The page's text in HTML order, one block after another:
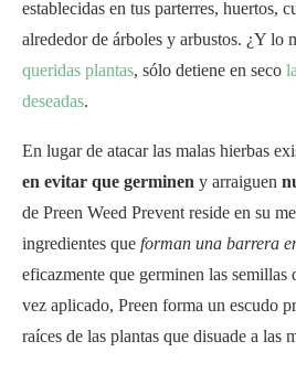
establecidas en tus parterres, huertos,
alrededor de árboles y arbustos. ¿Y lo
queridas plantas, sólo detiene en seco
deseadas.
En lugar de atacar las malas hierbas
en evitar que germinen y arraiguen
de Preen Weed Prevent reside en su
ingredientes que forman una barrera
eficazmente que germinen las semillas
vez aplicado, Preen forma un escudo
raíces de las plantas que disuade a las